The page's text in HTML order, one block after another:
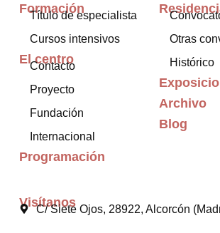
Visítanos
C/ Siete Ojos, 28922, Alcorcón
Formación
Título de especialista
Cursos intensivos
El centro
Contacto
Proyecto
Fundación
Internacional
Programación
Otras
Histórico
Archivo
Blog